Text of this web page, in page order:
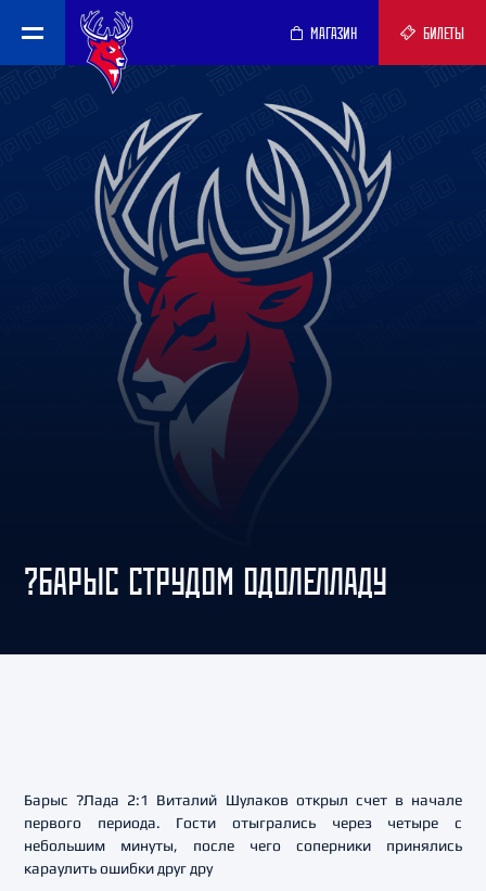
МАГАЗИН БИЛЕТЫ
?БАРЫС СТРУДОМ ОДОЛЕЛЛАДУ
Барыс ?Лада 2:1 Виталий Шулаков открыл счет в начале
первого периода. Гости отыгрались через четыре с
небольшим минуты, после чего соперники принялись
караулить ошибки друг дру